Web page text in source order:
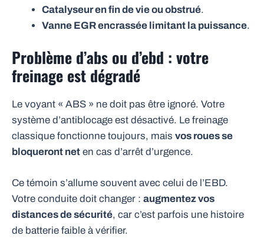
Catalyseur en fin de vie ou obstrué.
Vanne EGR encrassée limitant la puissance.
Problème d’abs ou d’ebd : votre
freinage est dégradé
Le voyant « ABS » ne doit pas être ignoré. Votre
système d’antiblocage est désactivé. Le freinage
classique fonctionne toujours, mais vos roues se
bloqueront net en cas d’arrêt d’urgence.
Ce témoin s’allume souvent avec celui de l’EBD.
Votre conduite doit changer : augmentez vos
distances de sécurité, car c’est parfois une histoire
de batterie faible à vérifier.